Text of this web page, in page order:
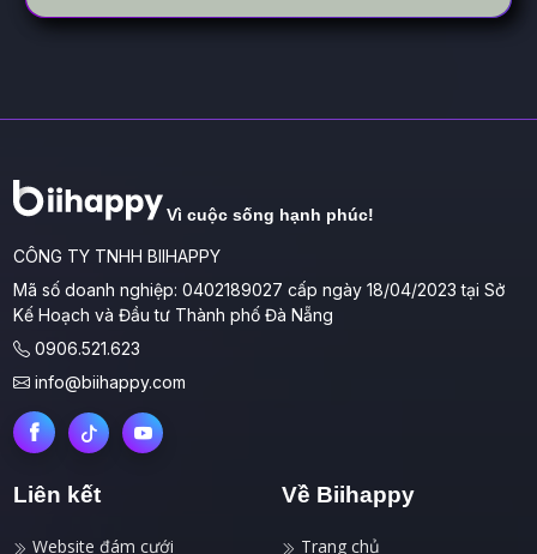
Vì cuộc sống hạnh phúc!
CÔNG TY TNHH BIIHAPPY
Mã số doanh nghiệp: 0402189027 cấp ngày 18/04/2023 tại Sở
Kế Hoạch và Đầu tư Thành phố Đà Nẵng
0906.521.623
info@biihappy.com
Liên kết
Website đám cưới
Về Biihappy
Trang chủ